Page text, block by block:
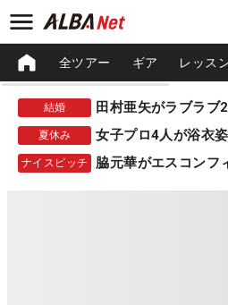
全ツアー ギア レッス
結婚 田村亜矢がラブラブ
夏休み 女子プロ4人が浴衣
ナイスピッチ 脇元華がエスコンフ